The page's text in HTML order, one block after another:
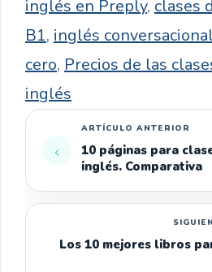
inglés en Preply, clases
B1, inglés
cero, Precios de las
inglés
10 páginas para
inglés. Comparativa
Los 10 mejores libros